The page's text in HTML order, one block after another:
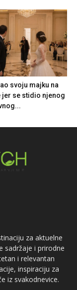
svoju majku na
jer se stidio njenog
za aktuelne
sadržaje i prirodne
i relevantan
inspiraciju za
iz svakodnevice.